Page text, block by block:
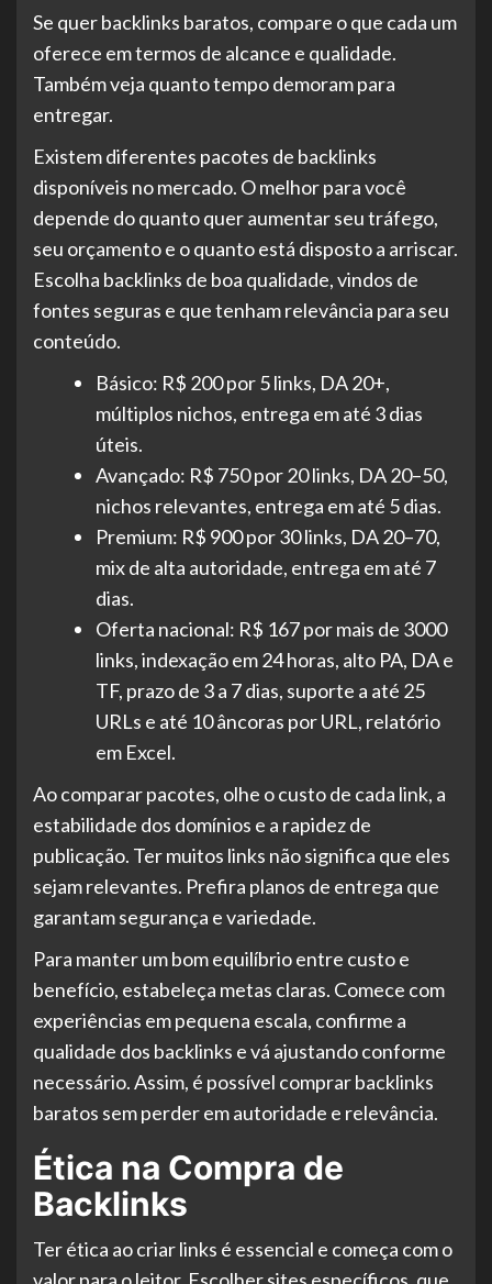
Se quer backlinks baratos, compare o que cada um
oferece em termos de alcance e qualidade.
Também veja quanto tempo demoram para
entregar.
Existem diferentes pacotes de backlinks
disponíveis no mercado. O melhor para você
depende do quanto quer aumentar seu tráfego,
seu orçamento e o quanto está disposto a arriscar.
Escolha backlinks de boa qualidade, vindos de
fontes seguras e que tenham relevância para seu
conteúdo.
Básico: R$ 200 por 5 links, DA 20+,
múltiplos nichos, entrega em até 3 dias
úteis.
Avançado: R$ 750 por 20 links, DA 20–50,
nichos relevantes, entrega em até 5 dias.
Premium: R$ 900 por 30 links, DA 20–70,
mix de alta autoridade, entrega em até 7
dias.
Oferta nacional: R$ 167 por mais de 3000
links, indexação em 24 horas, alto PA, DA e
TF, prazo de 3 a 7 dias, suporte a até 25
URLs e até 10 âncoras por URL, relatório
em Excel.
Ao comparar pacotes, olhe o custo de cada link, a
estabilidade dos domínios e a rapidez de
publicação. Ter muitos links não significa que eles
sejam relevantes. Prefira planos de entrega que
garantam segurança e variedade.
Para manter um bom equilíbrio entre custo e
benefício, estabeleça metas claras. Comece com
experiências em pequena escala, confirme a
qualidade dos backlinks e vá ajustando conforme
necessário. Assim, é possível comprar backlinks
baratos sem perder em autoridade e relevância.
Ética na Compra de
Backlinks
Ter ética ao criar links é essencial e começa com o